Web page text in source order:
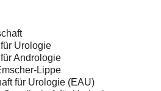
Urologie
Andrologie
Lippe
für Urologie (EAU)